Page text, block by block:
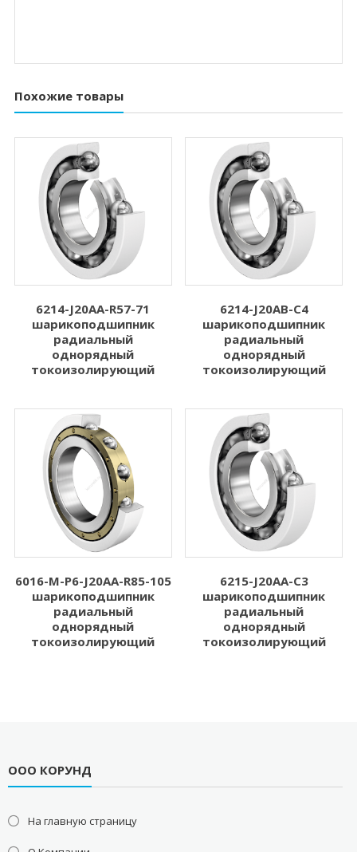
Похожие товары
6214-J20AA-R57-71
шарикоподшипник
радиальный
однорядный
токоизолирующий
6214-J20AB-C4
шарикоподшипник
радиальный
однорядный
токоизолирующий
6016-M-P6-J20AA-R85-105
шарикоподшипник
радиальный
однорядный
токоизолирующий
6215-J20AA-C3
шарикоподшипник
радиальный
однорядный
токоизолирующий
ООО КОРУНД
На главную страницу